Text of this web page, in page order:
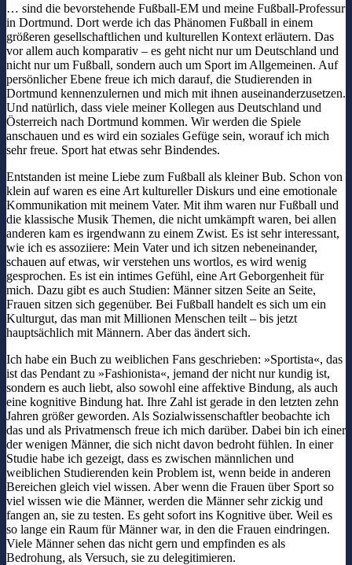
… sind die bevorstehende Fußball-EM und meine Fußball-Professur
in Dortmund. Dort werde ich das Phänomen Fußball in einem
größeren gesellschaftlichen und kulturellen Kontext erläutern. Das
vor allem auch komparativ – es geht nicht nur um Deutschland und
nicht nur um Fußball, sondern auch um Sport im Allgemeinen. Auf
persönlicher Ebene freue ich mich darauf, die Studierenden in
Dortmund kennenzulernen und mich mit ihnen auseinanderzusetzen.
Und natürlich, dass viele meiner Kollegen aus Deutschland und
Österreich nach Dortmund kommen. Wir werden die Spiele
anschauen und es wird ein soziales Gefüge sein, worauf ich mich
sehr freue. Sport hat etwas sehr Bindendes.
Entstanden ist meine Liebe zum Fußball als kleiner Bub. Schon von
klein auf waren es eine Art kultureller Diskurs und eine emotionale
Kommunikation mit meinem Vater. Mit ihm waren nur Fußball und
die klassische Musik Themen, die nicht umkämpft waren, bei allen
anderen kam es irgendwann zu einem Zwist. Es ist sehr interessant,
wie ich es assoziiere: Mein Vater und ich sitzen nebeneinander,
schauen auf etwas, wir verstehen uns wortlos, es wird wenig
gesprochen. Es ist ein intimes Gefühl, eine Art Geborgenheit für
mich. Dazu gibt es auch Studien: Männer sitzen Seite an Seite,
Frauen sitzen sich gegenüber. Bei Fußball handelt es sich um ein
Kulturgut, das man mit Millionen Menschen teilt – bis jetzt
hauptsächlich mit Männern. Aber das ändert sich.
Ich habe ein Buch zu weiblichen Fans geschrieben: »Sportista«, das
ist das Pendant zu »Fashionista«, jemand der nicht nur kundig ist,
sondern es auch liebt, also sowohl eine affektive Bindung, als auch
eine kognitive Bindung hat. Ihre Zahl ist gerade in den letzten zehn
Jahren größer geworden. Als Sozialwissenschaftler beobachte ich
das und als Privatmensch freue ich mich darüber. Dabei bin ich einer
der wenigen Männer, die sich nicht davon bedroht fühlen. In einer
Studie habe ich gezeigt, dass es zwischen männlichen und
weiblichen Studierenden kein Problem ist, wenn beide in anderen
Bereichen gleich viel wissen. Aber wenn die Frauen über Sport so
viel wissen wie die Männer, werden die Männer sehr zickig und
fangen an, sie zu testen. Es geht sofort ins Kognitive über. Weil es
so lange ein Raum für Männer war, in den die Frauen eindringen.
Viele Männer sehen das nicht gern und empfinden es als
Bedrohung, als Versuch, sie zu delegitimieren.